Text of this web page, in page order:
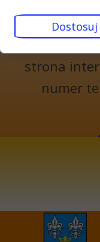
e-
strona
numer
Dostosuj